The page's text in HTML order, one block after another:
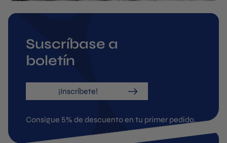
Suscríbase a
boletín
¡Inscríbete!
Consigue 5% de descuento en tu primer pedido.